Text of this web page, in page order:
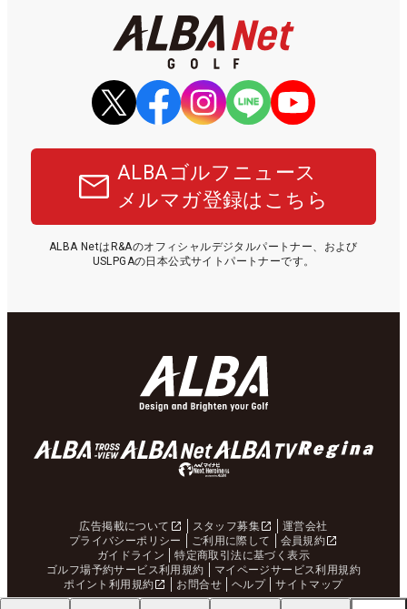
児島ガーデンGC（鹿児島
県）」の無料プレー券が当た
『TRTL』で6人抜き！
今年も男女プロが強い「キャ
ロウェイ」のニュース一覧は
こちら！
ALBA Netゴルフ場予約／【毎
週更新】特別優待プランはこ
ちら！
ゴルフの熱狂を、つくる仕
8-9月のプレーに2回使える！
配布中！
猛暑を乗り切る！ こだわり機
新『TENSEIオレンジ』はドラ